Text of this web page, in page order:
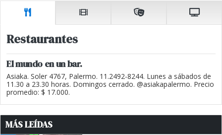
Restaurantes
El mundo en un bar.
Asiaka. Soler 4767, Palermo. 11.2492-8244. Lunes a sábados de
11.30 a 23.30 horas. Domingos cerrado. @asiakapalermo. Precio
promedio: $ 17.000.
MÁS LEÍDAS